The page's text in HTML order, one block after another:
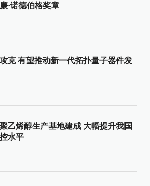
·诺德伯格奖章
克 有望推动新一代拓扑量子器件发
乙烯醇生产基地建成 大幅提升我国
水平